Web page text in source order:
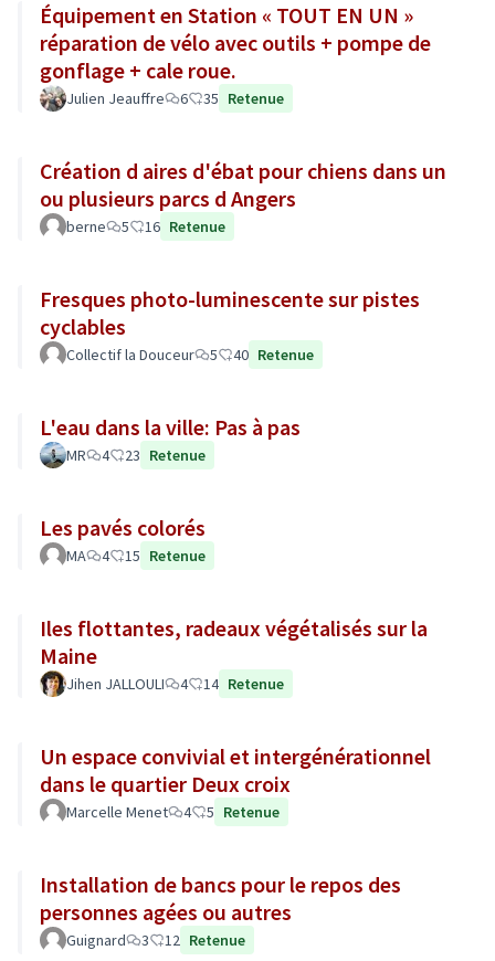
Équipement en Station « TOUT EN UN »
réparation de vélo avec outils + pompe de
gonflage + cale roue.
Julien Jeauffre 6 35 Retenue
Création d aires d'ébat pour chiens dans un
ou plusieurs parcs d Angers
berne 5 16 Retenue
Fresques photo-luminescente sur pistes
cyclables
Collectif la Douceur 5 40 Retenue
L'eau dans la ville: Pas à pas
MR 4 23 Retenue
Les pavés colorés
MA 4 15 Retenue
Iles flottantes, radeaux végétalisés sur la
Maine
Jihen JALLOULI 4 14 Retenue
Un espace convivial et intergénérationnel
dans le quartier Deux croix
Marcelle Menet 4 5 Retenue
Installation de bancs pour le repos des
personnes agées ou autres
Guignard 3 12 Retenue